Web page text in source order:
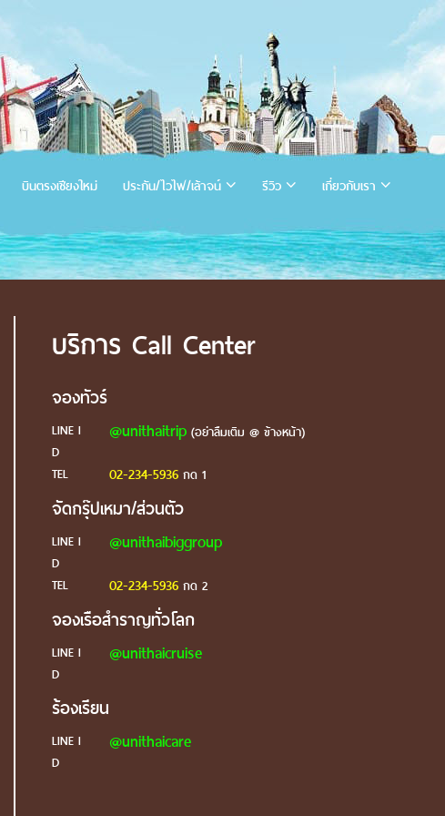
บินตรงเชียงใหม่ ประกัน/ไวไฟ/เล้าจน์ รีวิว เกี่ยวกับเรา
บริการ Call Center
จองทัวร์
LINE I
D
@unithaitrip(อย่าลืมเติม @ ข้างหน้า)
TEL 02-234-5936กด 1
จัดกรุ๊ปเหมา/ส่วนตัว
LINE I
D
@unithaibiggroup
TEL 02-234-5936กด 2
จองเรือสำราญทั่วโลก
LINE I
D
@unithaicruise
ร้องเรียน
LINE I
D
@unithaicare